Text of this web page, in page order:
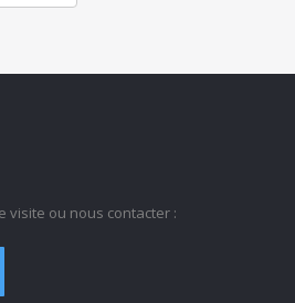
visite ou nous contacter :